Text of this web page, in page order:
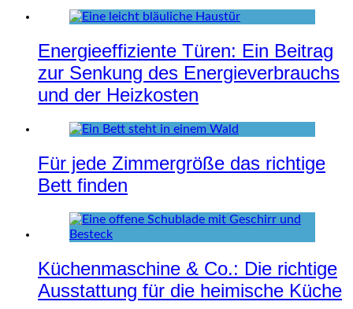
Energieeffiziente Türen: Ein Beitrag
zur Senkung des Energieverbrauchs
und der Heizkosten
Für jede Zimmergröße das richtige
Bett finden
Küchenmaschine & Co.: Die richtige
Ausstattung für die heimische Küche